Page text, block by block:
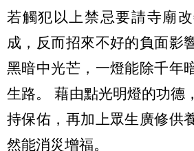
若觸犯以上禁忌要請寺廟
成，反而招來不好的負面影
黑暗中光芒，一燈能除千年
生路。 藉由點光明燈的功德
持保佑，再加上眾生廣修供
然能消災增福。